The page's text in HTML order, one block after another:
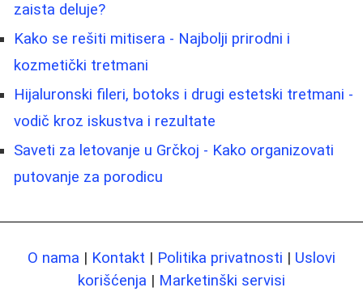
zaista deluje?
Kako se rešiti mitisera - Najbolji prirodni i
kozmetički tretmani
Hijaluronski fileri, botoks i drugi estetski tretmani -
vodič kroz iskustva i rezultate
Saveti za letovanje u Grčkoj - Kako organizovati
putovanje za porodicu
O nama | Kontakt | Politika privatnosti | Uslovi
korišćenja | Marketinški servisi